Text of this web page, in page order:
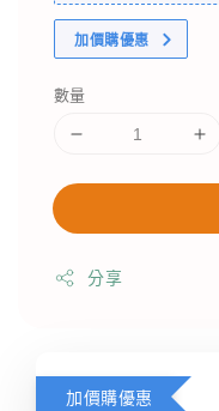
加價購優惠
數量
分享
加價購優惠